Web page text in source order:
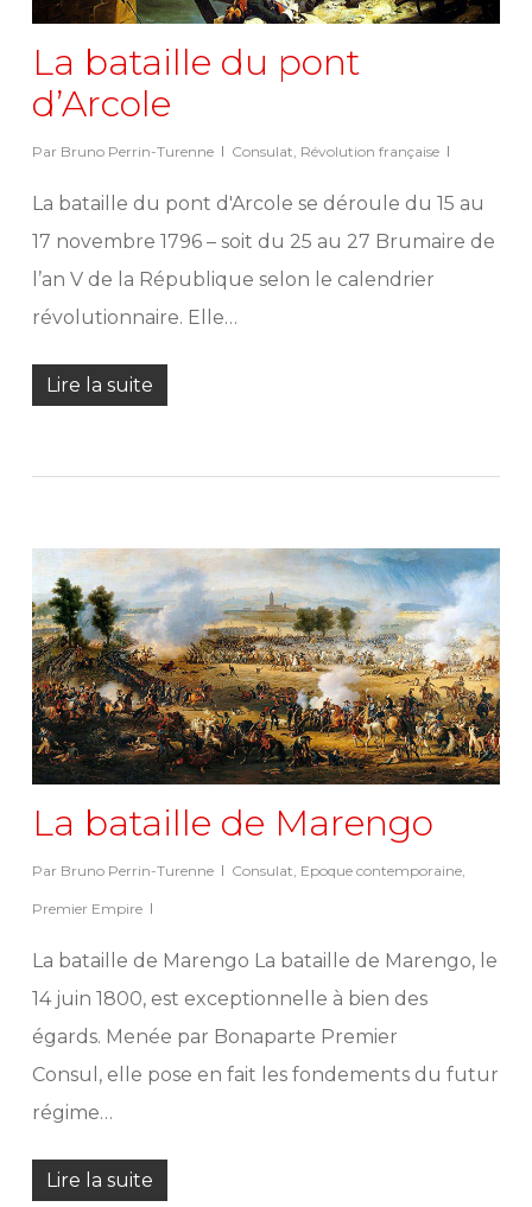
La bataille du pont
d’Arcole
Par Bruno Perrin-Turenne Consulat Révolution française
La bataille du pont d'Arcole se déroule du 15 au
17 novembre 1796 – soit du 25 au 27 Brumaire de
l’an V de la République selon le calendrier
révolutionnaire. Elle…
Lire la suite
La bataille de Marengo
Par Bruno Perrin-Turenne Consulat, Epoque contemporaine,
Premier Empire
La bataille de Marengo La bataille de Marengo, le
14 juin 1800, est exceptionnelle à bien des
égards. Menée par Bonaparte Premier
Consul, elle pose en fait les fondements du futur
régime…
Lire la suite